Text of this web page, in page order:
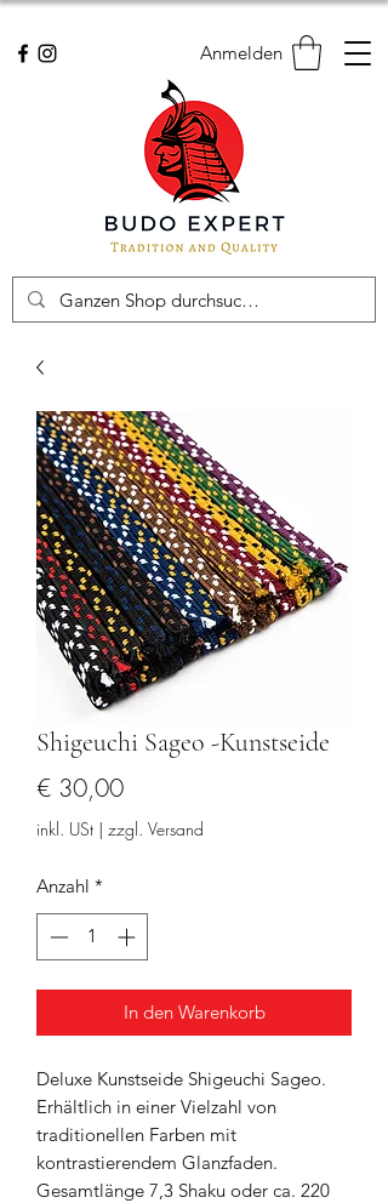
Anmelden
Shigeuchi Sageo -Kunstseide
€ 30,00Preis
inkl. USt | zzgl. Versand
Anzahl *
In den Warenkorb
Deluxe Kunstseide Shigeuchi Sageo.
Erhältlich in einer Vielzahl von
traditionellen Farben mit
kontrastierendem Glanzfaden.
Gesamtlänge 7,3 Shaku oder ca. 220